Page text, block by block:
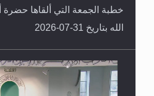
خطبة الجمعة التي ألقاها حضرة
الله بتاريخ 31-07-2026